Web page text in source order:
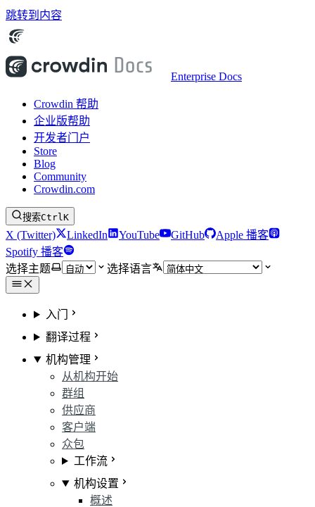
跳转到内容
Enterprise Docs
Crowdin 帮助
企业版帮助
开发者门户
Store
Blog
Community
Crowdin.com
搜索CtrlK
X (Twitter) LinkedIn YouTube GitHub
Apple 播客
Spotify 播客
选择主题
选择语言
入门
翻译过程
机构管理
从机构开始
群组
供应商
客户端
众包
工作流
机构设置
概述